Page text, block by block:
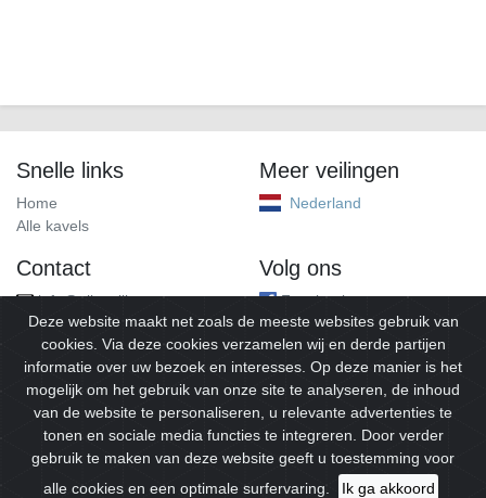
Snelle links
Home
Alle kavels
Meer veilingen
Nederland
Contact
info@alleveilingen.net
Volg ons
Facebook
© 2026Alleveilingen.Alle rechten voorbehouden.
Deze website maakt net zoals de meeste websites gebruik van
cookies. Via deze cookies verzamelen wij en derde partijen
informatie over uw bezoek en interesses. Op deze manier is het
mogelijk om het gebruik van onze site te analyseren, de inhoud
van de website te personaliseren, u relevante advertenties te
tonen en sociale media functies te integreren. Door verder
gebruik te maken van deze website geeft u toestemming voor
alle cookies en een optimale surfervaring.
Ik ga akkoord